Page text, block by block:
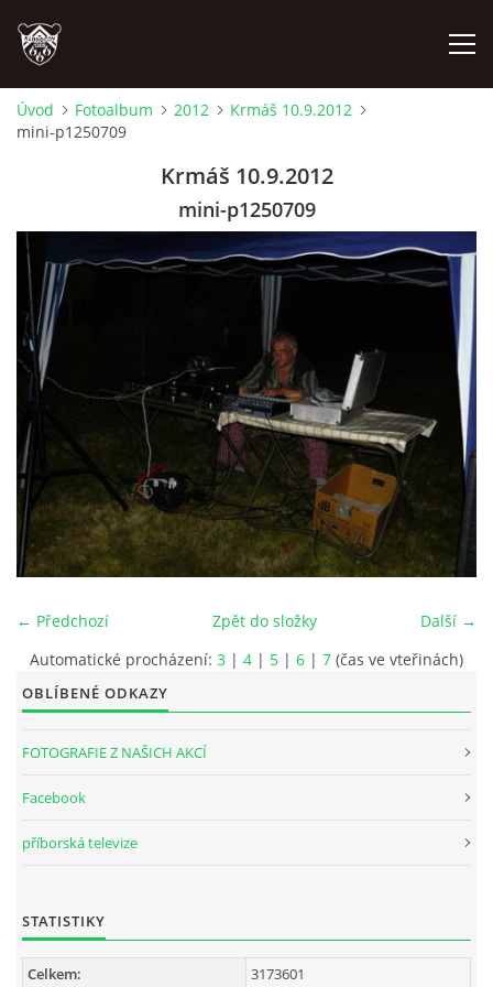
ÚVOD
PROBĚHLÉ AKCE
NOVINKY
FOTOALBUM
VIDEA
INTERNÍ SEKCE
Úvod Fotoalbum 2012
Krmáš 10.9.2012
mini-p1250709
Krmáš 10.9.2012
mini-p1250709
← Předchozí Další →
Zpět do složky
Automatické procházení: 3 | 4 | 5 | 6 | 7 (čas ve vteřinách)
OBLÍBENÉ ODKAZY
FOTOGRAFIE Z NAŠICH AKCÍ
Facebook
příborská televize
STATISTIKY
Celkem: 3173601